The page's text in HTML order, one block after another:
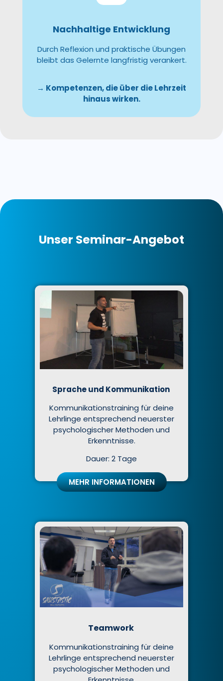
Nachhaltige Entwicklung
Durch Reflexion und praktische Übungen
bleibt das Gelernte langfristig verankert.
→ Kompetenzen, die über die Lehrzeit
hinaus wirken.
Unser Seminar-Angebot
Sprache und Kommunikation
Kommunikationstraining für deine
Lehrlinge entsprechend neuerster
psychologischer Methoden und
Erkenntnisse.
Dauer: 2 Tage
MEHR INFORMATIONEN
Teamwork
Kommunikationstraining für deine
Lehrlinge entsprechend neuerster
psychologischer Methoden und